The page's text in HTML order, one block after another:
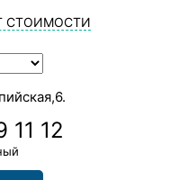
СТОИМОСТИ
11 12